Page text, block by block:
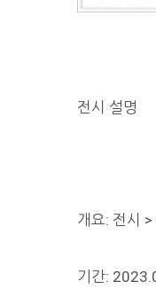
전시 설명
개요: 전시 >
기간: